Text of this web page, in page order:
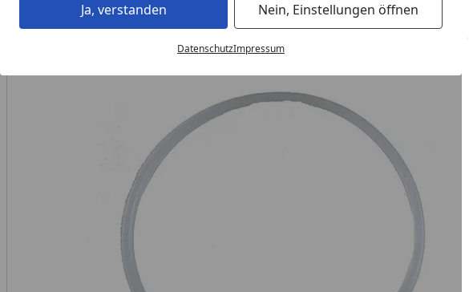
Ja, verstanden Nein, Einstellungen öffnen
DatenschutzImpressum